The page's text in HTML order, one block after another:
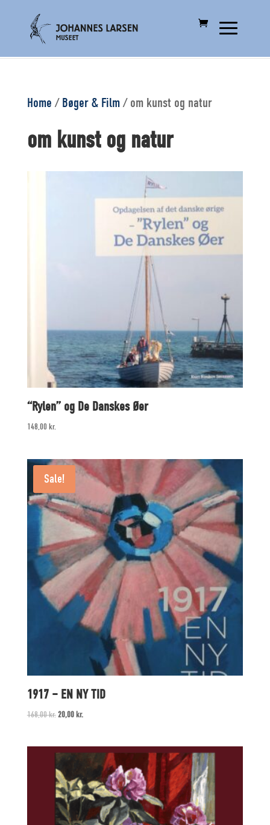
Home /Bøger & Film/om kunst og natur
om kunst og natur
“Rylen” og De Danskes Øer
148,00 kr.
Sale!
1917 – EN NY TID
168,00kr.Original
168,00 kr..
20,00 kr.Current
20,00 kr..